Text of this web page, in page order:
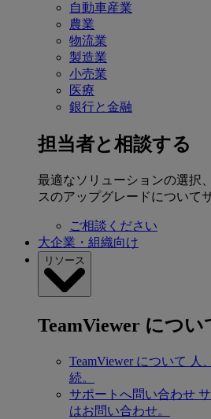
自動車産業
農業
物流業
製造業
小売業
医療
銀行と金融
担当者と相談する
最適なソリューションの選択
スのアップグレードについて
ご相談ください
大企業・組織向け
リソース
TeamViewer につい
TeamViewer について 人
続。
サポートへ問い合わせ
はお問い合わせ。